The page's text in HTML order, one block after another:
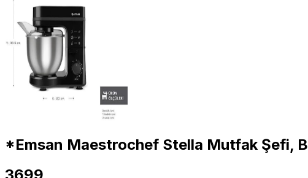
*Emsan Maestrochef Stella Mutfak Şefi,